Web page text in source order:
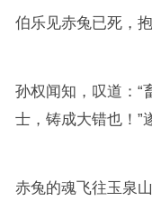
伯乐见赤兔已死，抱
孙权闻知，叹道：“
士，铸成大错也！”
赤兔的魂飞往玉泉